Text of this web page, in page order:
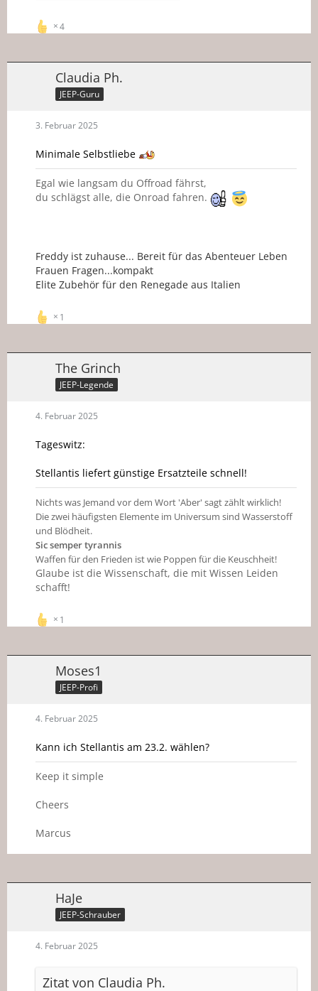
4
Claudia Ph.
JEEP-Guru
3. Februar 2025
Minimale Selbstliebe
Egal wie langsam du Offroad fährst,
du schlägst alle, die Onroad fahren.
Freddy ist zuhause... Bereit für das Abenteuer Leben
Frauen Fragen...kompakt
Elite Zubehör für den Renegade aus Italien
1
The Grinch
JEEP-Legende
4. Februar 2025
Tageswitz:
Stellantis liefert günstige Ersatzteile schnell!
Nichts was Jemand vor dem Wort 'Aber' sagt zählt wirklich!
Die zwei häufigsten Elemente im Universum sind Wasserstoff
und Blödheit.
Sic semper tyrannis
Waffen für den Frieden ist wie Poppen für die Keuschheit!
Glaube ist die Wissenschaft, die mit Wissen Leiden
schafft!
1
Moses1
JEEP-Profi
4. Februar 2025
Kann ich Stellantis am 23.2. wählen?
Keep it simple
Cheers
Marcus
HaJe
JEEP-Schrauber
4. Februar 2025
Zitat von Claudia Ph.